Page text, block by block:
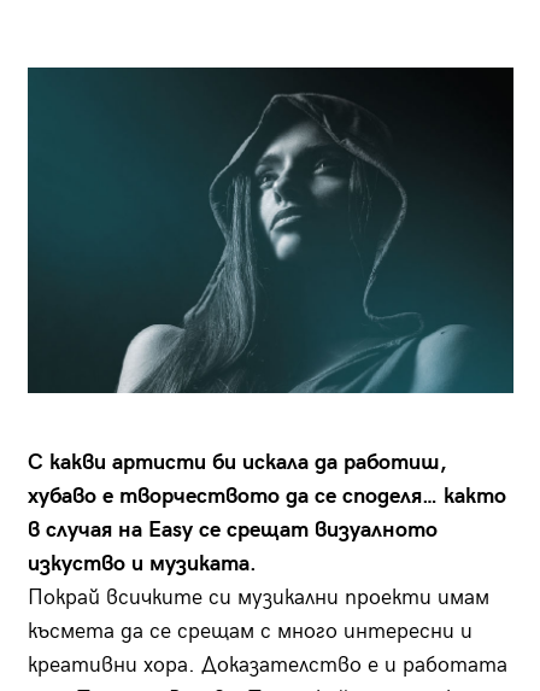
С какви артисти би искала да работиш,
хубаво е творчеството да се споделя… както
в случая на Easy се срещат визуалното
изкуство и музиката.
Покрай всичките си музикални проекти имам
късмета да се срещам с много интересни и
креативни хора. Доказателство е и работата